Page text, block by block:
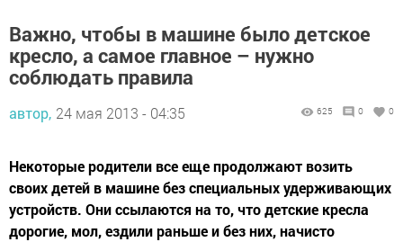
Важно, чтобы в машине было детское
кресло, а самое главное – нужно
соблюдать правила
автор, 24 мая 2013 - 04:35 625 0 0
Некоторые родители все еще продолжают возить
своих детей в машине без специальных удерживающих
устройств. Они ссылаются на то, что детские кресла
дорогие, мол, ездили раньше и без них, начисто